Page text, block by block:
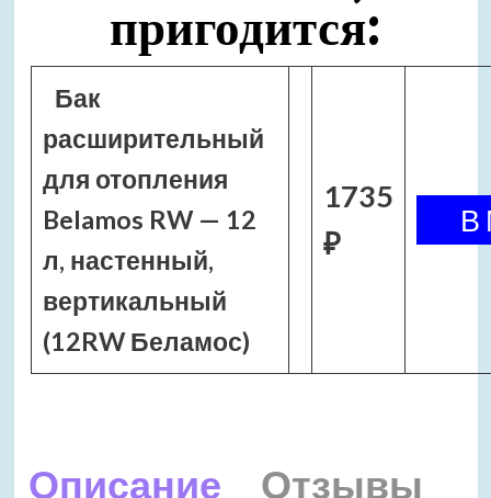
пригодится:
Бак
расширительный
для отопления
Belamos RW — 12
л, настенный,
вертикальный
(12RW Беламос)
1735
₽
Описание Отзывы